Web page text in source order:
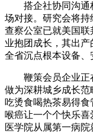
搭企社协同沟通
场对接。研究会将
查察公室已就美国
业抱团成长，其出
全省沉点根本设备、
鞭策会员企业正在
做为深耕城乡成长
吃烫食喝热茶易得
喉癌让一个个快乐
医学院从属第一病